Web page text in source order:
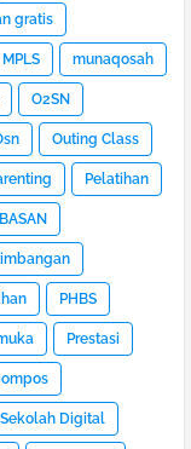
gratis
MPLS munaqosah
O2SN
Outing Class
Pelatihan
PHBS
Prestasi
Sekolah Digital